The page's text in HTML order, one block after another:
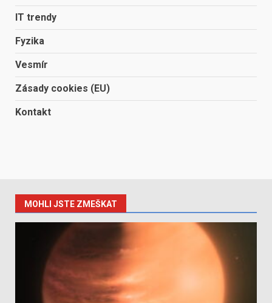
IT trendy
Fyzika
Vesmír
Zásady cookies (EU)
Kontakt
MOHLI JSTE ZMEŠKAT